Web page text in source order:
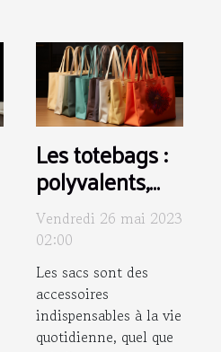
Les totebags :
polyvalents,
écologiques,
personnalisés
et tendances
Vendredi 26 mai 2023
02:00
Les sacs sont des
accessoires
indispensables à la vie
quotidienne, quel que